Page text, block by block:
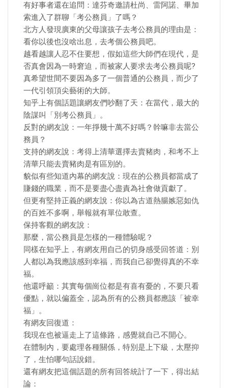
有好事者還在追問：達芬奇邀請杜尚、雷阿諾、畢加
索進入了群聊「考公務員」了嗎？
北方人發現廣東的父母讓孩子去考公務員的理由是：
看你以後也沒啥出息，去考個公務員吧。
越看越讓人忍不住要想，假如這些大師們在現代，是
否真會因為一時窘迫，而被家人要求去考公務員呢?
真希望世間不要因為多了一個普通的公務員，而少了
一代引領頂尖藝術的大師。
知乎上有個話題讓網友們吵翻了天：在當代，最大的
陰謀叫「別考公務員」。
反對的網友說：一年掙幾十萬不好嗎？幹嘛非去當公
務員？
支持的網友說：考得上清華選擇去賣豬肉，和考不上
清華只能去賣豬肉是有區別的。
貌似有些知道內幕的網友說：現在的公務員都當成了
賺錢的職業，而不是要盡心盡責為社會做貢獻了。
但更有堅持正義的網友說：你以為古道熱腸嫉惡如仇
的百姓不多啊，舉報就有單位敢查。
保持客觀的網友說：
那麼，當公務員是怎樣的一種體驗呢？
同樣在知乎上，有網友用自己的切身感受回答道：別
人都以為我應該感到幸福，而我自己卻覺得真的不幸
福。
他還呼籲：其實每個崗位都是有喜有憂的，不要只看
優點，就以偏蓋全，認為所有的公務員都應該「被幸
福」。
有網友回復道：
我現在也被逼走上了這條路，感覺就自己不開心。
在體制內，要處理各種關係，特別是上下級，太壓抑
了，生怕哪句話說錯。
還有網友把這個話題的所有回答統計了一下，得出結
論：